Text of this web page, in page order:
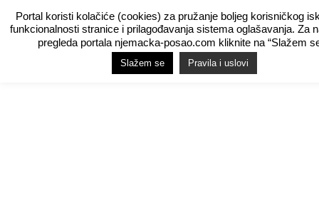
Portal koristi kolačiće (cookies) za pružanje boljeg korisničkog
funkcionalnosti stranice i prilagođavanja sistema oglašavanja. Za
pregleda portala njemacka-posao.com kliknite na “Slažem
Slažem se Pravila i uslovi